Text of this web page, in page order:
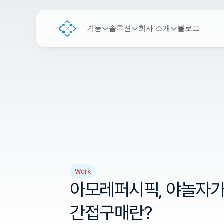
기능 솔루션 회사 소개 블로그
Work
아모레퍼시픽, 야놀자
간접구매란?